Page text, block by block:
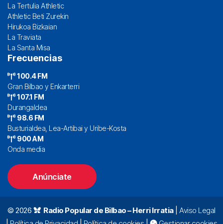
La Tertulia Athletic
Athletic Beti Zurekin
Hirukoa Bizkaian
La Traviata
La Santa Misa
Frecuencias
100.4 FM
Gran Bilbao y Enkarterri
107.1 FM
Durangaldea
98.6 FM
Busturialdea, Lea-Artibai y Uribe-Kosta
900 AM
Onda media
Anúnciate
© 2026 Radio Popular de Bilbao – Herri Irratia| Aviso Legal